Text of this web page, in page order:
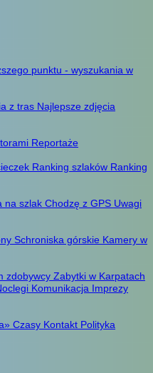
punktu - wyszukania w
z tras Najlepsze zdjęcia
Reportaże
Ranking szlaków Ranking
na szlak Chodzę z GPS Uwagi
Schroniska górskie Kamery w
zdobywcy Zabytki w Karpatach
Komunikacja Imprezy
Czasy Kontakt Polityka